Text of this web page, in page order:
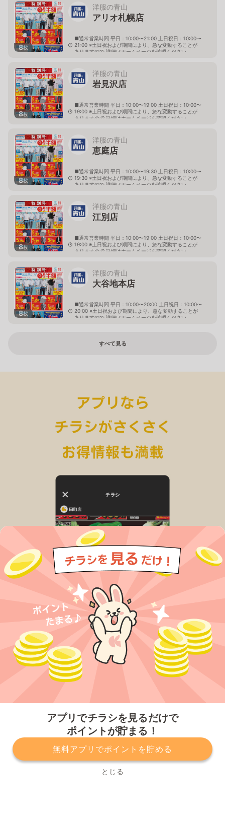
アプリでチラシを見るだけで
ポイントが貯まる！
無料アプリでポイントを貯める
とじる
8枚
洋服の青山
アリオ札幌店
■通常営業時間 平日：10:00〜21:00 土日祝日：10:00〜
21:00 ※土日祝および期間により、急な変動することが
ありますので 詳細はホームページを確認ください
8枚
洋服の青山
岩見沢店
■通常営業時間 平日：10:00〜19:00 土日祝日：10:00〜
19:00 ※土日祝および期間により、急な変動することが
ありますので 詳細はホームページを確認ください
8枚
洋服の青山
恵庭店
■通常営業時間 平日：10:00〜19:30 土日祝日：10:00〜
19:30 ※土日祝および期間により、急な変動することが
ありますので 詳細はホームページを確認ください
8枚
洋服の青山
江別店
■通常営業時間 平日：10:00〜19:00 土日祝日：10:00〜
19:00 ※土日祝および期間により、急な変動することが
ありますので 詳細はホームページを確認ください
8枚
洋服の青山
大谷地本店
■通常営業時間 平日：10:00〜20:00 土日祝日：10:00〜
20:00 ※土日祝および期間により、急な変動することが
ありますので 詳細はホームページを確認ください
すべて見る
プライバシーポリシー 利用規約
運営会社
サービスに関してのお問い合わせ